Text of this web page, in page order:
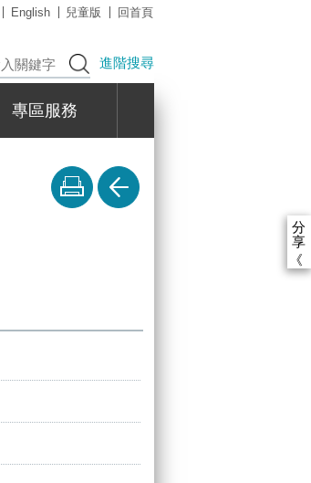
English 兒童版 回首頁
進階搜尋
專區服務
分
享
《